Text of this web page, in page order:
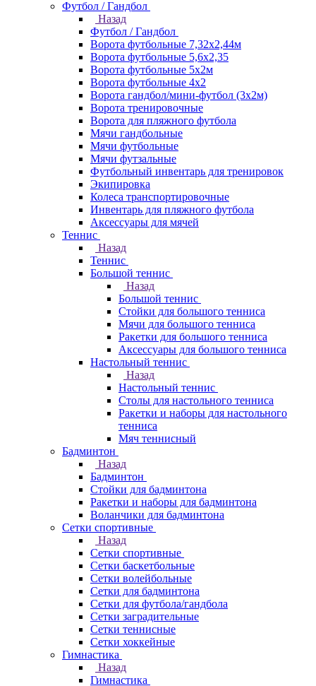
Футбол / Гандбол
Назад
Футбол / Гандбол
Ворота футбольные 7,32х2,44м
Ворота футбольные 5,6х2,35
Ворота футбольные 5х2м
Ворота футбольные 4х2
Ворота гандбол/мини-футбол (3х2м)
Ворота тренировочные
Ворота для пляжного футбола
Мячи гандбольные
Мячи футбольные
Мячи футзальные
Футбольный инвентарь для тренировок
Экипировка
Колеса транспортировочные
Инвентарь для пляжного футбола
Аксессуары для мячей
Теннис
Назад
Теннис
Большой теннис
Назад
Большой теннис
Стойки для большого тенниса
Мячи для большого тенниса
Ракетки для большого тенниса
Аксессуары для большого тенниса
Настольный теннис
Назад
Настольный теннис
Столы для настольного тенниса
Ракетки и наборы для настольного
тенниса
Мяч теннисный
Бадминтон
Назад
Бадминтон
Стойки для бадминтона
Ракетки и наборы для бадминтона
Воланчики для бадминтона
Сетки спортивные
Назад
Сетки спортивные
Сетки баскетбольные
Сетки волейбольные
Сетки для бадминтона
Сетки для футбола/гандбола
Сетки заградительные
Сетки теннисные
Сетки хоккейные
Гимнастика
Назад
Гимнастика